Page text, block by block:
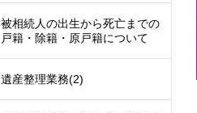
被相続人の出生から死亡までの
戸籍・除籍・原戸籍について
遺産整理業務(2)